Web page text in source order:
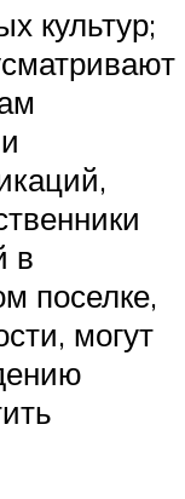
культур;
в
поселке,
могут